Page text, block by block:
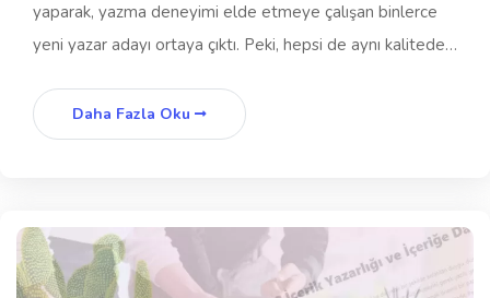
yaparak, yazma deneyimi elde etmeye çalışan binlerce
yeni yazar adayı ortaya çıktı. Peki, hepsi de aynı kalitede…
Daha Fazla Oku